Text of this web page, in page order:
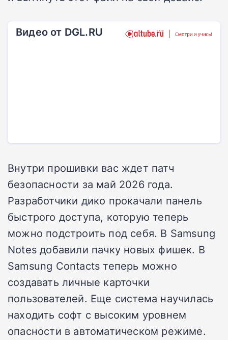
Видео от DGL.RU
Внутри прошивки вас ждет патч
безопасности за май 2026 года.
Разработчики дико прокачали панель
быстрого доступа, которую теперь
можно подстроить под себя. В Samsung
Notes добавили пачку новых фишек. В
Samsung Contacts теперь можно
создавать личные карточки
пользователей. Еще система научилась
находить софт с высоким уровнем
опасности в автоматическом режиме.